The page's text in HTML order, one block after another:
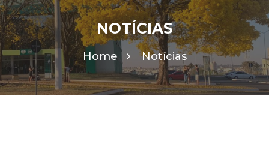
NOTÍCIAS
Home Notícias